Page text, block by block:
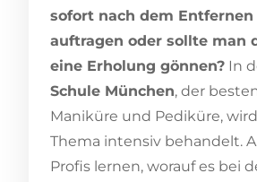
sofort nach dem
auftragen oder sollte man
eine Erholung gönnen? In
Schule München, der
Maniküre und Pediküre,
Thema intensiv behandelt.
Profis lernen, worauf es bei